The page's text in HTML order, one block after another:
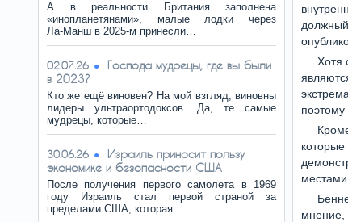
А в реальности Британия заполнена
«инопланетянами», малые лодки через
Ла‑Манш в 2025‑м принесли…
02.07.26
Господа мудрецы, где вы были
в 2023?
Кто же ещё виновен? На мой взгляд, виновны
лидеры ультраортодоксов. Да, те самые
мудрецы, которые…
30.06.26
Израиль приносит пользу
экономике и безопасности США
После получения первого самолета в 1969
году Израиль стал первой страной за
пределами США, которая…
Хотя
поэтому
местами
мнение,